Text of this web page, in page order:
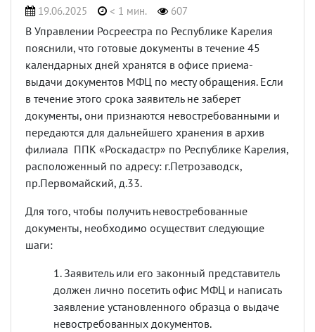
19.06.2025 < 1 мин. 607
В Управлении Росреестра по Республике Карелия
пояснили, что готовые документы в течение 45
календарных дней хранятся в офисе приема-
выдачи документов МФЦ по месту обращения. Если
в течение этого срока заявитель не заберет
документы, они признаются невостребованными и
передаются для дальнейшего хранения в архив
филиала ППК «Роскадастр» по Республике Карелия,
расположенный по адресу: г.Петрозаводск,
пр.Первомайский, д.33.
Для того, чтобы получить невостребованные
документы, необходимо осуществит следующие
шаги:
Заявитель или его законный представитель
должен лично посетить офис МФЦ и написать
заявление установленного образца о выдаче
невостребованных документов.